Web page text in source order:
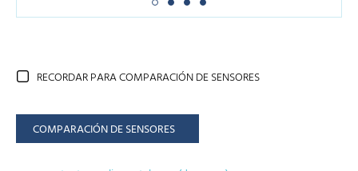
RECORDAR PARA COMPARACIÓN DE SENSORES
COMPARACIÓN DE SENSORES